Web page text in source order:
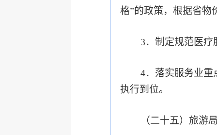
格”的政策，根据省物
3．制定规范医
4．落实服务业
执行到位。
（二十五）旅游